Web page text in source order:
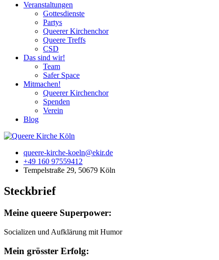
Veranstaltungen
Gottesdienste
Partys
Queerer Kirchenchor
Queere Treffs
CSD
Das sind wir!
Team
Safer Space
Mitmachen!
Queerer Kirchenchor
Spenden
Verein
Blog
queere-kirche-koeln@ekir.de
+49 160 97559412
Tempelstraße 29, 50679 Köln
Steckbrief
Meine queere Superpower:
Socializen und Aufklärung mit Humor
Mein grösster Erfolg: